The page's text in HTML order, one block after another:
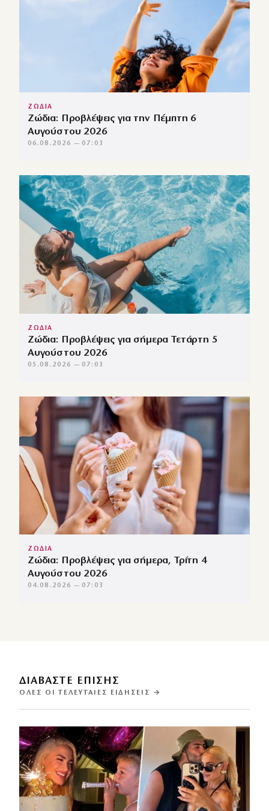
ΖΩΔΙΑ
Ζώδια: Προβλέψεις για την Πέμπτη 6
Αυγούστου 2026
06.08.2026 — 07:03
ΖΩΔΙΑ
Ζώδια: Προβλέψεις για σήμερα Τετάρτη 5
Αυγούστου 2026
05.08.2026 — 07:03
ΖΩΔΙΑ
Ζώδια: Προβλέψεις για σήμερα, Τρίτη 4
Αυγούστου 2026
04.08.2026 — 07:03
ΔΙΑΒΑΣΤΕ ΕΠΙΣΗΣ
ΌΛΕΣ ΟΙ ΤΕΛΕΥΤΑΊΕΣ ΕΙΔΉΣΕΙΣ →